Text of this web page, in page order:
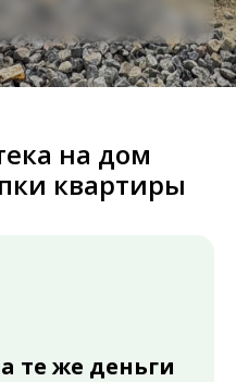
на дом
квартиры
те же деньги